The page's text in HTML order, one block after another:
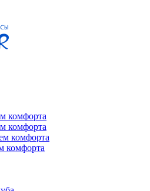
комфорта
комфорта
комфорта
комфорта